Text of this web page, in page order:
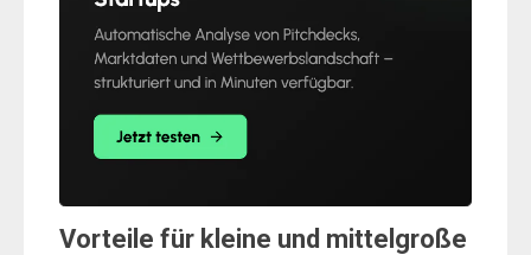
Vorteile für kleine und mittelgroße